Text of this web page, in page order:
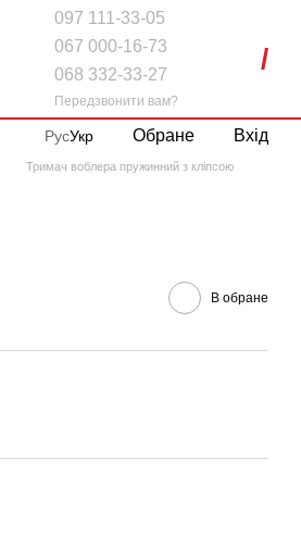
097 111-33-05
067 000-16-73
068 332-33-27
Передзвонити вам?
РусУкр Обране Вхід
Тримач воблера пружинний з кліпсою
В обране